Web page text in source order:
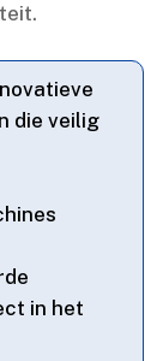
die veilig
in het